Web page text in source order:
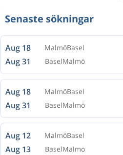
Senaste sökningar
Aug 18 MalmöBasel
Aug 31 BaselMalmö
Aug 18 MalmöBasel
Aug 31 BaselMalmö
Aug 12 MalmöBasel
Aug 13 BaselMalmö